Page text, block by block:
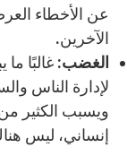
عن الأخطاء
الآخرين.
الغضب: غالبًا
لإدارة الناس
ويسبب الكثير
إنساني، ليس